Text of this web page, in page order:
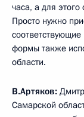
часа, а для
Просто нужно
формы также
области.
В.Артяков:
Самарской